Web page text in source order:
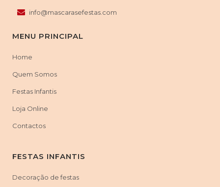
info@mascarasefestas.com
MENU PRINCIPAL
Home
Quem Somos
Festas Infantis
Loja Online
Contactos
FESTAS INFANTIS
Decoração de festas